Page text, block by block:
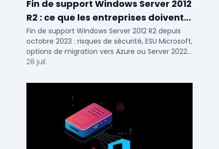
Fin de support Windows Server 2012
R2 : ce que les entreprises doivent
savoir
Fin de support Windows Server 2012 R2 depuis
octobre 2023 : risques de sécurité, ESU Microsoft,
options de migration vers Azure ou Server 2022
pour TPE, PME et ETI.
28 juil.